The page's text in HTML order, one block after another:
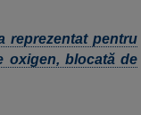
reprezentat pentru
oxigen, blocată de